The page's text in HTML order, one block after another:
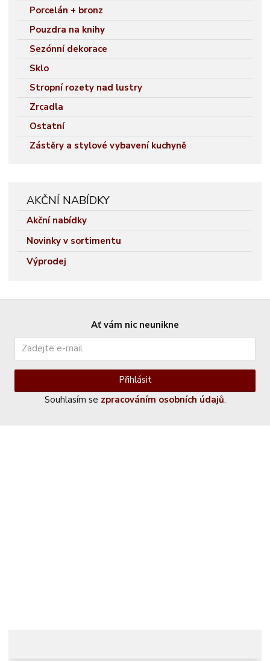
Porcelán + bronz
Pouzdra na knihy
Sezónní dekorace
Sklo
Stropní rozety nad lustry
Zrcadla
Ostatní
Zástěry a stylové vybavení kuchyně
AKČNÍ NABÍDKY
Akční nabídky
Novinky v sortimentu
Výprodej
Ať vám nic neunikne
Přihlásit
Souhlasím se zpracováním osobních údajů.